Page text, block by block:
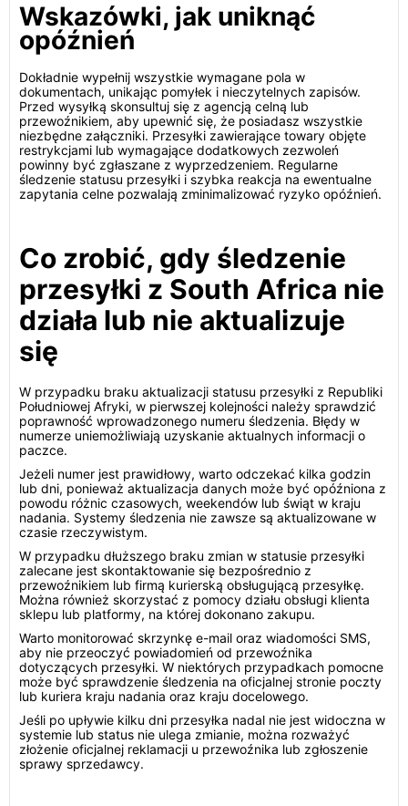
Wskazówki, jak uniknąć
opóźnień
Dokładnie wypełnij wszystkie wymagane pola w
dokumentach, unikając pomyłek i nieczytelnych zapisów.
Przed wysyłką skonsultuj się z agencją celną lub
przewoźnikiem, aby upewnić się, że posiadasz wszystkie
niezbędne załączniki. Przesyłki zawierające towary objęte
restrykcjami lub wymagające dodatkowych zezwoleń
powinny być zgłaszane z wyprzedzeniem. Regularne
śledzenie statusu przesyłki i szybka reakcja na ewentualne
zapytania celne pozwalają zminimalizować ryzyko opóźnień.
Co zrobić, gdy śledzenie
przesyłki z South Africa nie
działa lub nie aktualizuje
się
W przypadku braku aktualizacji statusu przesyłki z Republiki
Południowej Afryki, w pierwszej kolejności należy sprawdzić
poprawność wprowadzonego numeru śledzenia. Błędy w
numerze uniemożliwiają uzyskanie aktualnych informacji o
paczce.
Jeżeli numer jest prawidłowy, warto odczekać kilka godzin
lub dni, ponieważ aktualizacja danych może być opóźniona z
powodu różnic czasowych, weekendów lub świąt w kraju
nadania. Systemy śledzenia nie zawsze są aktualizowane w
czasie rzeczywistym.
W przypadku dłuższego braku zmian w statusie przesyłki
zalecane jest skontaktowanie się bezpośrednio z
przewoźnikiem lub firmą kurierską obsługującą przesyłkę.
Można również skorzystać z pomocy działu obsługi klienta
sklepu lub platformy, na której dokonano zakupu.
Warto monitorować skrzynkę e-mail oraz wiadomości SMS,
aby nie przeoczyć powiadomień od przewoźnika
dotyczących przesyłki. W niektórych przypadkach pomocne
może być sprawdzenie śledzenia na oficjalnej stronie poczty
lub kuriera kraju nadania oraz kraju docelowego.
Jeśli po upływie kilku dni przesyłka nadal nie jest widoczna w
systemie lub status nie ulega zmianie, można rozważyć
złożenie oficjalnej reklamacji u przewoźnika lub zgłoszenie
sprawy sprzedawcy.